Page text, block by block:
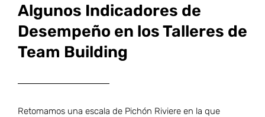
Algunos Indicadores de
Desempeño en los Talleres de
Team Building
Retomamos una escala de Pichón Riviere en la que